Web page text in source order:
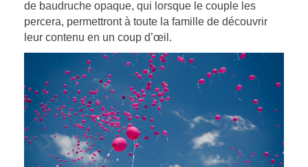
de baudruche opaque, qui lorsque le couple les
percera, permettront à toute la famille de découvrir
leur contenu en un coup d’œil.